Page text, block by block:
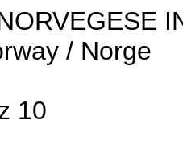
/ Norge
10